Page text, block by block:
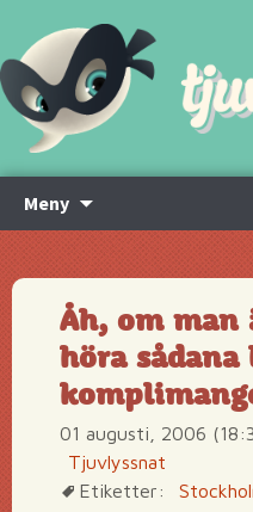
Meny
innehåll
Åh, om man
höra
01 augusti, 2006
Tjuvlyssnat
Etiketter: